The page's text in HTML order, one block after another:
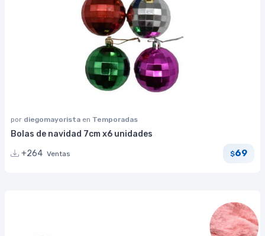
por diegomayorista en Temporadas
Bolas de navidad 7cm x6 unidades
+264 Ventas $69